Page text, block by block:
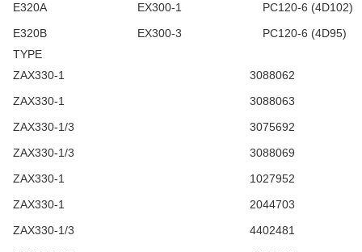
E320A
EX300-1
PC120-6 (4D102)
E320B
EX300-3
PC120-6 (4D95)
TYPE
ZAX330-1
3088062
ZAX330-1
3088063
ZAX330-1/3
3075692
ZAX330-1/3
3088069
ZAX330-1
1027952
ZAX330-1
2044703
ZAX330-1/3
4402481